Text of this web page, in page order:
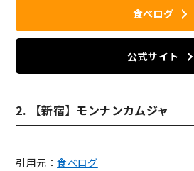
食べログ
公式サイト
2. 【新宿】モンナンカムジャ
引用元：食べログ